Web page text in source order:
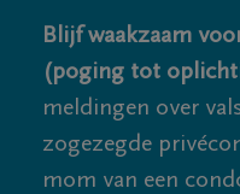
Blijf waakzaam
(poging tot
meldingen over
zogezegde
mom van een